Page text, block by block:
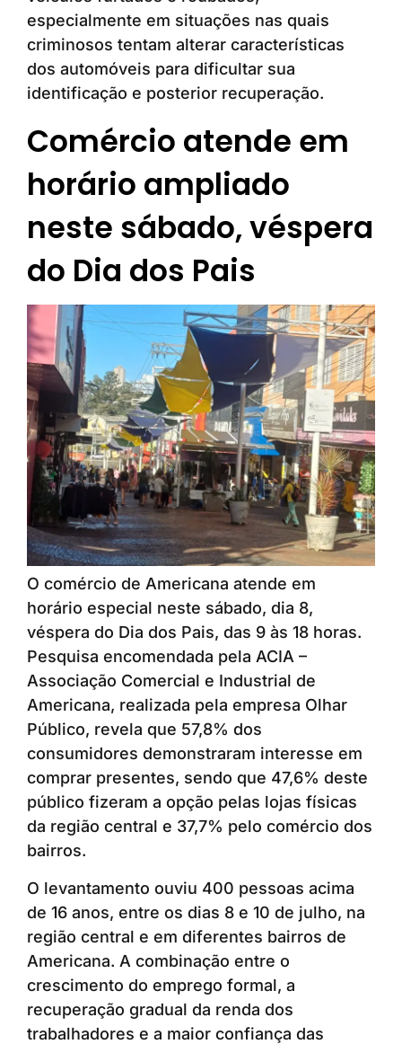
especialmente em situações nas quais
criminosos tentam alterar características
dos automóveis para dificultar sua
identificação e posterior recuperação.
Comércio atende em
horário ampliado
neste sábado, véspera
do Dia dos Pais
O comércio de Americana atende em
horário especial neste sábado, dia 8,
véspera do Dia dos Pais, das 9 às 18 horas.
Pesquisa encomendada pela ACIA –
Associação Comercial e Industrial de
Americana, realizada pela empresa Olhar
Público, revela que 57,8% dos
consumidores demonstraram interesse em
comprar presentes, sendo que 47,6% deste
público fizeram a opção pelas lojas físicas
da região central e 37,7% pelo comércio dos
bairros.
O levantamento ouviu 400 pessoas acima
de 16 anos, entre os dias 8 e 10 de julho, na
região central e em diferentes bairros de
Americana. A combinação entre o
crescimento do emprego formal, a
recuperação gradual da renda dos
trabalhadores e a maior confiança das